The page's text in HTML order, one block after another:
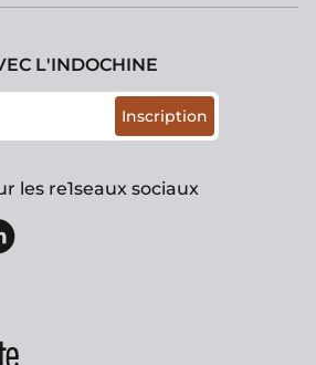
L'INDOCHINE
Inscription
les re1seaux sociaux